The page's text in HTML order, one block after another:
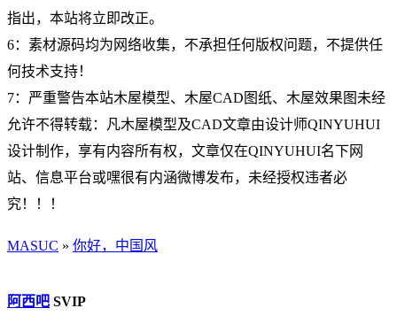
指出，本站将立即改正。
6：素材源码均为网络收集，不承担任何版权问题，不提供任
何技术支持！
7：严重警告本站木屋模型、木屋CAD图纸、木屋效果图未经
允许不得转载：凡木屋模型及CAD文章由设计师QINYUHUI
设计制作，享有内容所有权，文章仅在QINYUHUI名下网
站、信息平台或嘿很有内涵微博发布，未经授权违者必
究！！！
MASUC » 你好，中国风
阿西吧 SVIP